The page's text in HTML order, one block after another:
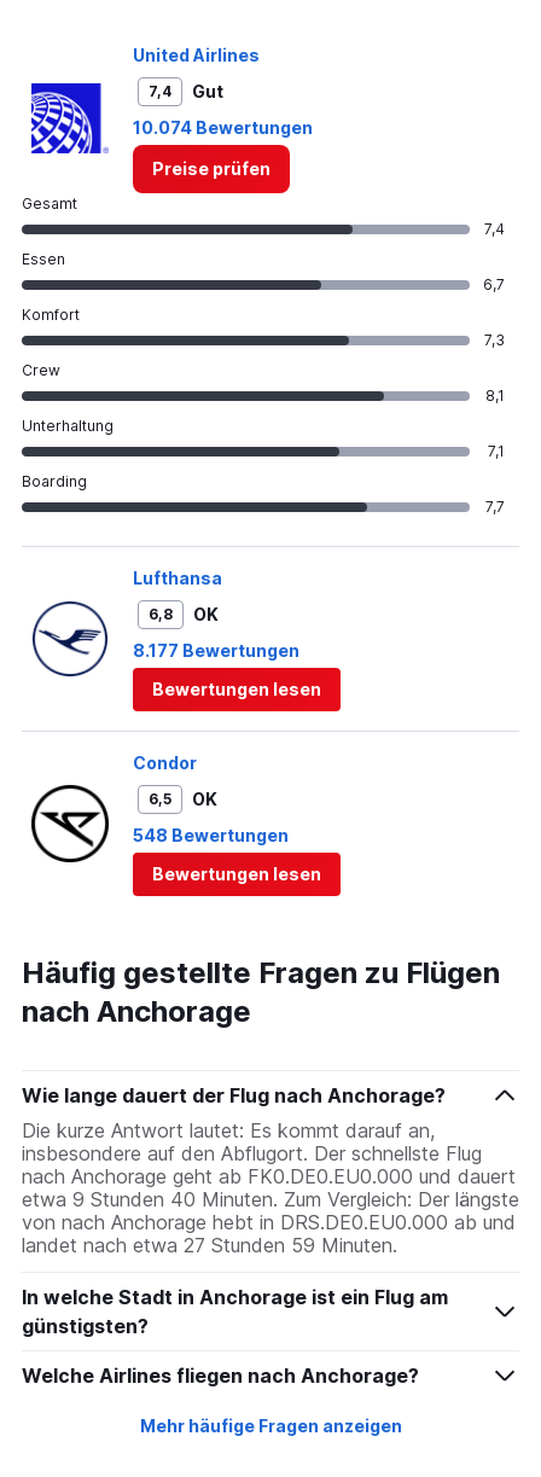
United Airlines
7,4
Gut
10.074 Bewertungen
Preise prüfen
Gesamt
7,4
Essen
6,7
Komfort
7,3
Crew
8,1
Unterhaltung
7,1
Boarding
7,7
Lufthansa
6,8
OK
8.177 Bewertungen
Bewertungen lesen
Condor
6,5
OK
548 Bewertungen
Bewertungen lesen
Häufig gestellte Fragen zu Flügen
nach Anchorage
Wie lange dauert der Flug nach Anchorage?
Die kurze Antwort lautet: Es kommt darauf an,
insbesondere auf den Abflugort. Der schnellste Flug
nach Anchorage geht ab FK0.DE0.EU0.000 und dauert
etwa 9 Stunden 40 Minuten. Zum Vergleich: Der längste
von nach Anchorage hebt in DRS.DE0.EU0.000 ab und
landet nach etwa 27 Stunden 59 Minuten.
In welche Stadt in Anchorage ist ein Flug am
günstigsten?
Welche Airlines fliegen nach Anchorage?
Mehr häufige Fragen anzeigen